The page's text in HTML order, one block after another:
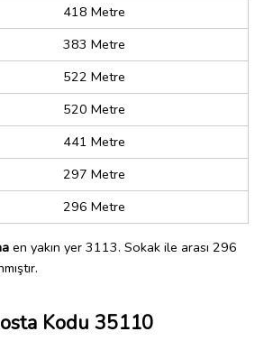
418 Metre
383 Metre
522 Metre
520 Metre
441 Metre
297 Metre
296 Metre
en yakın yer 3113. Sokak ile arası 296
Kodu 35110